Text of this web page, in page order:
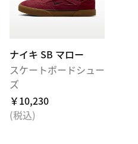
ナイキ SB マロー
スケートボードシュー
ズ
￥10,230
(税込)